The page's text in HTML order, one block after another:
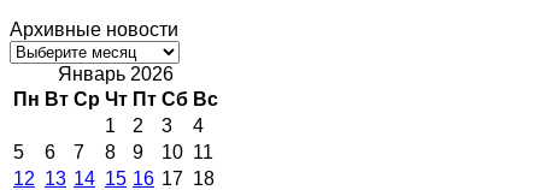
Архивные новости
Архивные
новостиЯнварь 2026
Пн Вт Ср Чт Пт Сб Вс
1
2 3
4
5
6 7 8 9 10 11
12 13 14 15 16 17 18